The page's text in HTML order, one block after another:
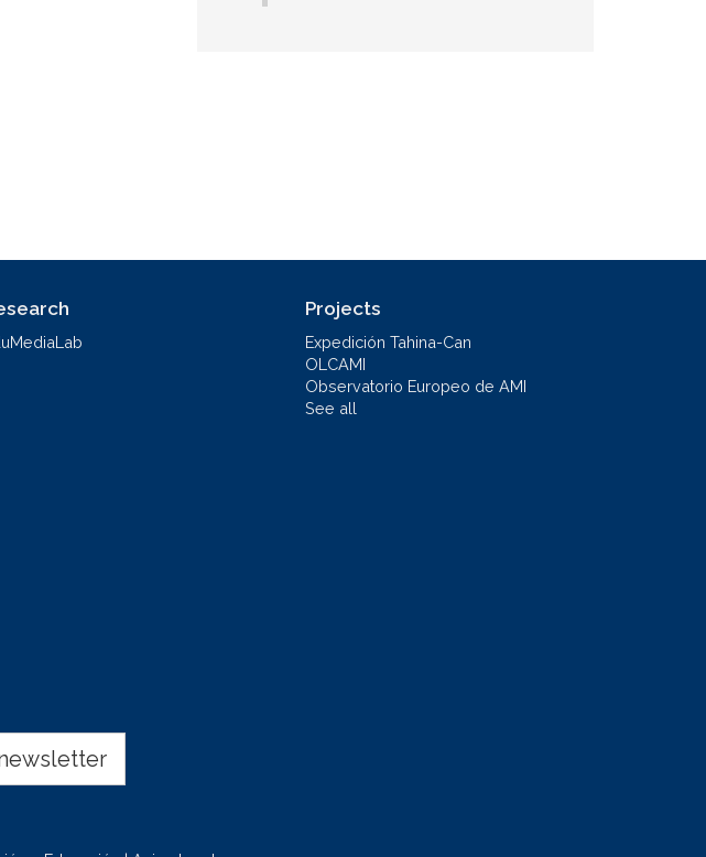
Projects
Expedición Tahina-Can
OLCAMI
Observatorio Europeo de AMI
See all